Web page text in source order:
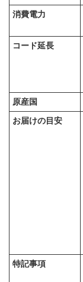
消費電力
コード延長
原産国
お届けの目安
特記事項